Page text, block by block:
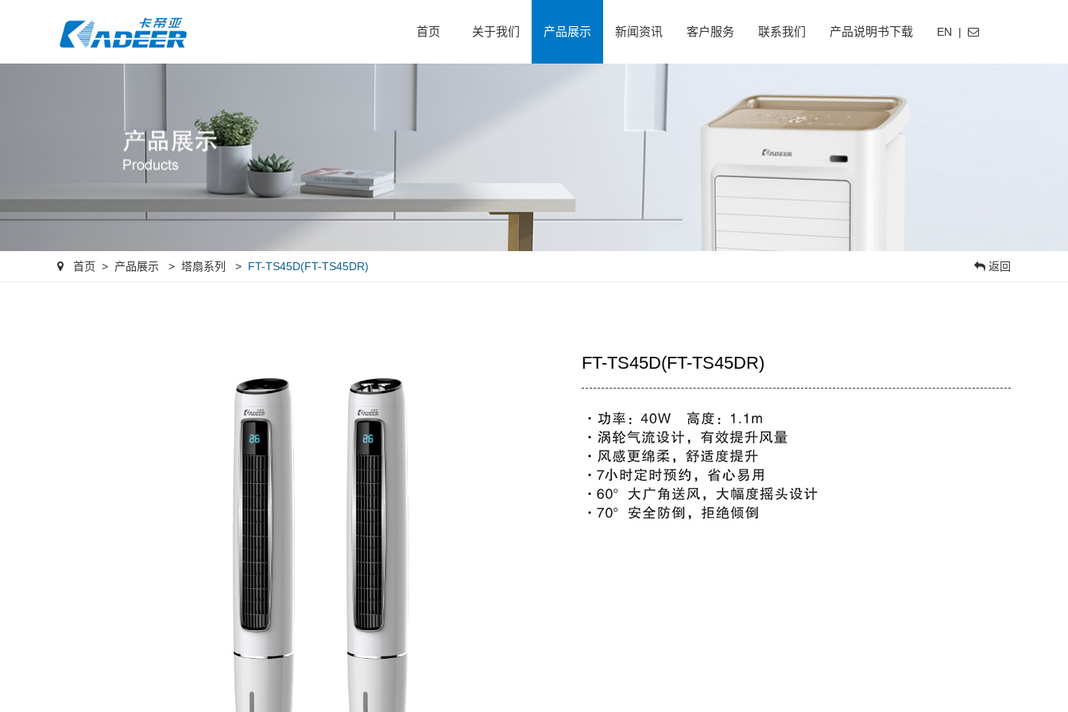
首页 关于我们 产品展示 新闻资讯 客户服务 联系我们 产品说明书下载 EN |
首页 > 产品展示 > 塔扇系列 > FT-TS45D(FT-TS45DR) 返回
FT-TS45D(FT-TS45DR)